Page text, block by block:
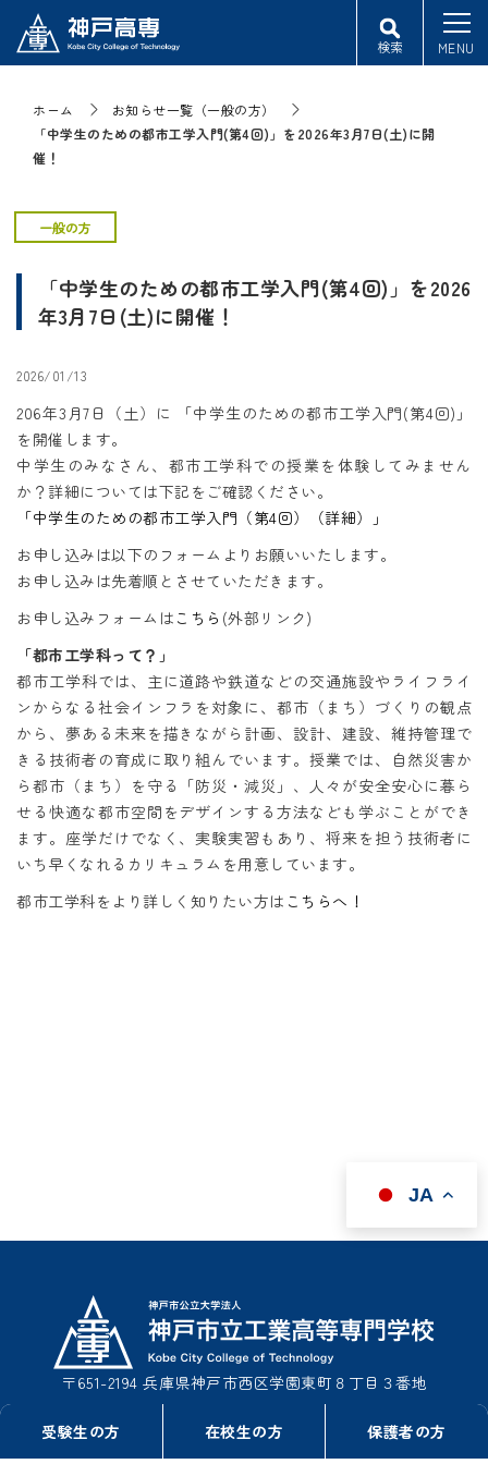
検索 MENU
ホーム
お知らせ一覧（一般の方）
「中学生のための都市工学入門(第4回)」を2026年3月7日(土)に開
催！
「中学生のための都市工学入門(第4回)」を2026
年3月7日(土)に開催！
一般の方
2026/01/13
206年3月7日（土）に 「中学生のための都市工学入門(第4回)」
を開催します。
中学生のみなさん、都市工学科での授業を体験してみません
か？詳細については下記をご確認ください。
「中学生のための都市工学入門（第4回）（詳細）」
お申し込みは以下のフォームよりお願いいたします。
お申し込みは先着順とさせていただきます。
お申し込みフォームは こちら (外部リンク)
「都市工学科って？」
都市工学科では、主に道路や鉄道などの交通施設やライフライ
ンからなる社会インフラを対象に、都市（まち）づくりの観点
から、夢ある未来を描きながら計画、設計、建設、維持管理で
きる技術者の育成に取り組んでいます。授業では、自然災害か
ら都市（まち）を守る「防災・減災」、人々が安全安心に暮ら
せる快適な都市空間をデザインする方法なども学ぶことができ
ます。座学だけでなく、実験実習もあり、将来を担う技術者に
いち早くなれるカリキュラムを用意しています。
都市工学科をより詳しく知りたい方は こちらへ！
JA
受験生の方 在校生の方 保護者の方
〒651-2194 兵庫県神戸市西区学園東町８丁目３番地
TEL : 078-795-3311（事務室総務課）